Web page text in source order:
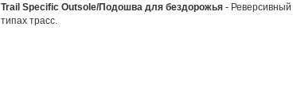
Trail Specific Outsole/Подошва для бездорожья - Реверсивный
типах трасс.